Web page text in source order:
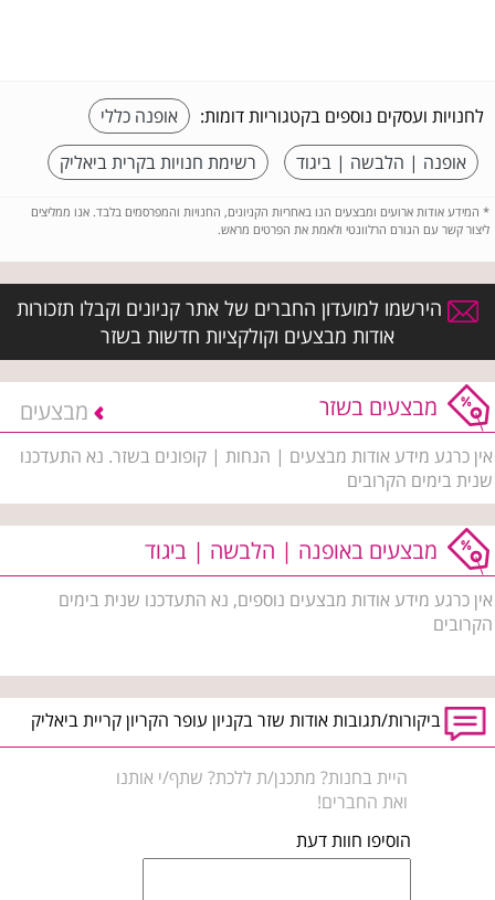
לחנויות ועסקים נוספים בקטגוריות דומות:
אופנה כללי
אופנה | הלבשה | ביגוד
רשימת חנויות בקרית ביאליק
* המידע אודות ארועים ומבצעים הנו באחריות הקניונים, החנויות והמפרסמים בלבד. אנו ממליצים
ליצור קשר עם הגורם הרלוונטי ולאמת את הפרטים מראש.
הירשמו למועדון החברים של אתר קניונים וקבלו תזכורות
אודות מבצעים וקולקציות חדשות בשזר
מבצעים בשזר מבצעים
אין כרגע מידע אודות מבצעים | הנחות | קופונים בשזר. נא התעדכנו
שנית בימים הקרובים
מבצעים באופנה | הלבשה | ביגוד
אין כרגע מידע אודות מבצעים נוספים, נא התעדכנו שנית בימים
הקרובים
ביקורות/תגובות אודות שזר בקניון עופר הקריון קריית ביאליק
היית בחנות? מתכנן/ת ללכת? שתף/י אותנו
ואת החברים!
הוסיפו חוות דעת